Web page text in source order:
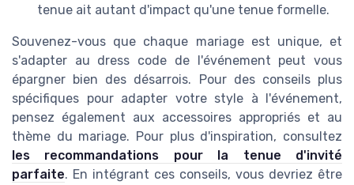
tenue ait autant d'impact qu'une tenue formelle.
Souvenez-vous que chaque mariage est unique, et
s'adapter au dress code de l'événement peut vous
épargner bien des désarrois. Pour des conseils plus
spécifiques pour adapter votre style à l'événement,
pensez également aux accessoires appropriés et au
thème du mariage. Pour plus d'inspiration, consultez
les recommandations pour la tenue d'invité
parfaite. En intégrant ces conseils, vous devriez être